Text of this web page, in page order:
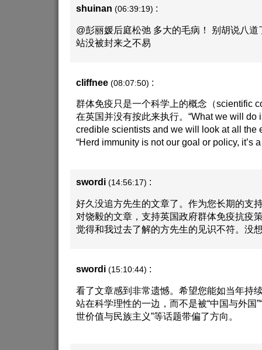
shuinan (06:39:19) :
@彭丽媛后庭松弛 多大的毛病！ 别胡说八
站没被封来之不易
cliffnee (08:07:50) :
群体免疫只是一个科学上的概念（scientific
在英国并没有按此来执行。“What we will do
credible scientists and we will look at all the
“Herd immunity is not our goal or policy, it’s
swordi (14:56:17) :
好久没追方先生的文章了。作为您长期的支
对饶毅的文章，支持英国政府群体免疫抗疫
觉得和我过去了解的方先生的见识不符。没
swordi (15:10:44) :
看了文章感到非常遗憾。希望您能如当年持
站在科学理性的一边，而不是被“中国与外国
世价值与民族主义”等话题带偏了方向。